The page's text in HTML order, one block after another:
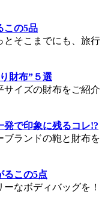
この5品
とそこまでにも、旅行
財布”５選
サイズの財布をご紹介
発で印象に残るコレ!?
ブランドの鞄と財布を
るこの5点
なボディバッグを！